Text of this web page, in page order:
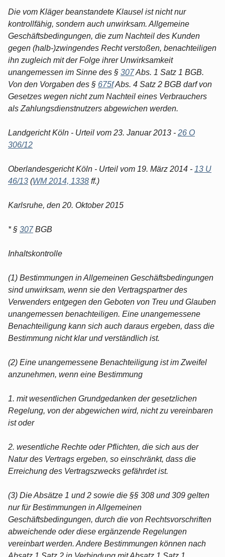
Die vom Kläger beanstandete Klausel ist nicht nur
kontrollfähig, sondern auch unwirksam. Allgemeine
Geschäftsbedingungen, die zum Nachteil des Kunden
gegen (halb-)zwingendes Recht verstoßen, benachteiligen
ihn zugleich mit der Folge ihrer Unwirksamkeit
unangemessen im Sinne des § 307Abs. 1 Satz 1 BGB.
Von den Vorgaben des § 675fAbs. 4 Satz 2 BGB darf von
Gesetzes wegen nicht zum Nachteil eines Verbrauchers
als Zahlungsdienstnutzers abgewichen werden.
Landgericht Köln - Urteil vom 23. Januar 2013 - 26 O
306/12
Oberlandesgericht Köln - Urteil vom 19. März 2014 - 13 U
46/13 (WM 2014, 1338 ff.)
Karlsruhe, den 20. Oktober 2015
* § 307BGB
Inhaltskontrolle
(1) Bestimmungen in Allgemeinen Geschäftsbedingungen
sind unwirksam, wenn sie den Vertragspartner des
Verwenders entgegen den Geboten von Treu und Glauben
unangemessen benachteiligen. Eine unangemessene
Benachteiligung kann sich auch daraus ergeben, dass die
Bestimmung nicht klar und verständlich ist.
(2) Eine unangemessene Benachteiligung ist im Zweifel
anzunehmen, wenn eine Bestimmung
1. mit wesentlichen Grundgedanken der gesetzlichen
Regelung, von der abgewichen wird, nicht zu vereinbaren
ist oder
2. wesentliche Rechte oder Pflichten, die sich aus der
Natur des Vertrags ergeben, so einschränkt, dass die
Erreichung des Vertragszwecks gefährdet ist.
(3) Die Absätze 1 und 2 sowie die §§ 308 und 309 gelten
nur für Bestimmungen in Allgemeinen
Geschäftsbedingungen, durch die von Rechtsvorschriften
abweichende oder diese ergänzende Regelungen
vereinbart werden. Andere Bestimmungen können nach